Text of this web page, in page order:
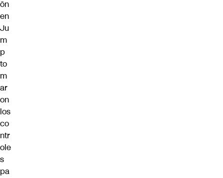
ōn
en
Ju
m
p
to
m
ar
on
los
co
ntr
ole
s
pa